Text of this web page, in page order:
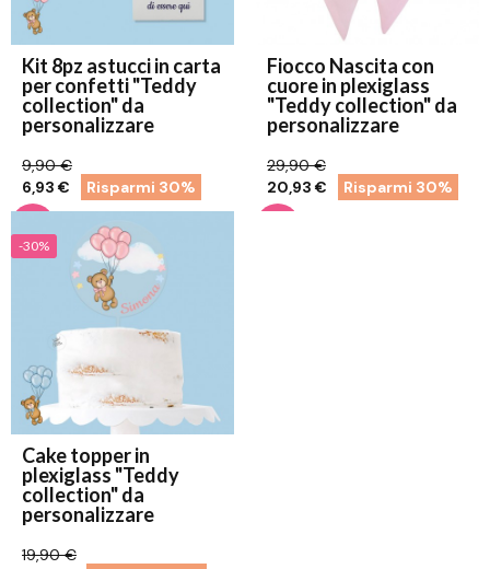
Kit 8pz astucci in carta
per confetti "Teddy
collection" da
personalizzare
9,90 €
6,93 €
Risparmi 30%
Fiocco Nascita con
cuore in plexiglass
"Teddy collection" da
personalizzare
29,90 €
20,93 €
Risparmi 30%
-30%
Cake topper in
plexiglass "Teddy
collection" da
personalizzare
19,90 €